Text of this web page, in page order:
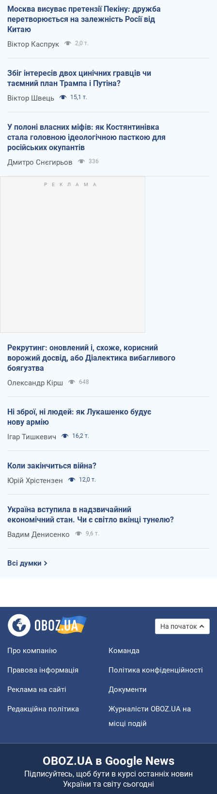
Москва висуває претензії Пекіну: дружба
перетворюється на залежність Росії від
Китаю
Віктор Каспрук 2,0 т.
Збіг інтересів двох цинічних гравців чи
таємний план Трампа і Путіна?
Віктор Швець 15,1 т.
У полоні власних міфів: як Костянтинівка
стала головною ідеологічною пасткою для
російських окупантів
Дмитро Снєгирьов 336
Рекрутинг: оновлений і, схоже, корисний
ворожий досвід, або Діалектика вибагливого
боягузтва
Олександр Кірш 648
Ні зброї, ні людей: як Лукашенко будує
нову армію
Ігар Тишкевич 16,2 т.
Коли закінчиться війна?
Юрій Хрістензен 12,0 т.
Україна вступила в надзвичайний
економічний стан. Чи є світло вкінці тунелю?
Вадим Денисенко 9,6 т.
Всі думки
На початок
Про компанію Команда
Правова інформація Політика конфіденційності
Реклама на сайті Документи
Редакційна політика
Журналісти OBOZ.UA на
місці подій
OBOZ.UA в Google News
Підписуйтесь, щоб бути в курсі останніх новин
України та світу сьогодні